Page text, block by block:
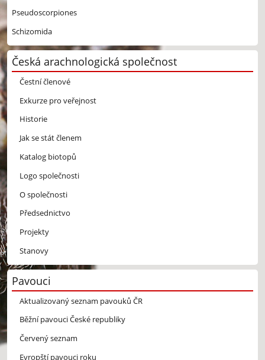
Pseudoscorpiones
Schizomida
Česká arachnologická společnost
Čestní členové
Exkurze pro veřejnost
Historie
Jak se stát členem
Katalog biotopů
Logo společnosti
O společnosti
Předsednictvo
Projekty
Stanovy
Pavouci
Aktualizovaný seznam pavouků ČR
Běžní pavouci České republiky
Červený seznam
Evropští pavouci roku